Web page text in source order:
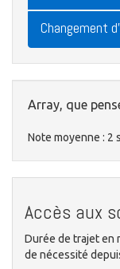
Changement
Array, que
Note moyenne : 2
Accès aux
Durée de trajet en
de nécessité